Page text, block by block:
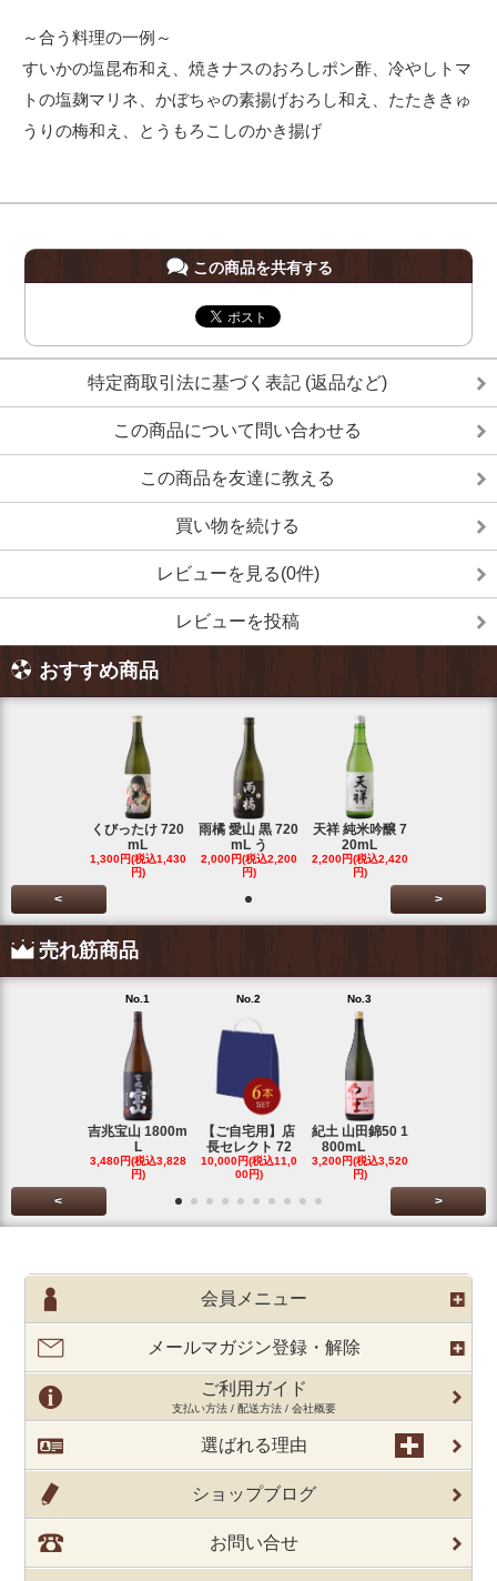
～合う料理の一例～
すいかの塩昆布和え、焼きナスのおろしポン酢、冷やしトマ
トの塩麹マリネ、かぼちゃの素揚げおろし和え、たたききゅ
うりの梅和え、とうもろこしのかき揚げ
この商品を共有する
特定商取引法に基づく表記 (返品など)
この商品について問い合わせる
この商品を友達に教える
買い物を続ける
レビューを見る(0件)
レビューを投稿
おすすめ商品
くびったけ 720
mL
1,300円(税込1,430
円)
雨橘 愛山 黒 720
mL う
2,000円(税込2,200
円)
天祥 純米吟醸 7
20mL
2,200円(税込2,420
円)
< >
売れ筋商品
No.1
吉兆宝山 1800m
L
3,480円(税込3,828
円)
No.2
【ご自宅用】店
長セレクト 72
10,000円(税込11,0
00円)
No.3
紀土 山田錦50 1
800mL
3,200円(税込3,520
円)
< >
会員メニュー
メールマガジン登録・解除
ご利用ガイド
支払い方法 / 配送方法 / 会社概要
選ばれる理由
ショップブログ
お問い合せ